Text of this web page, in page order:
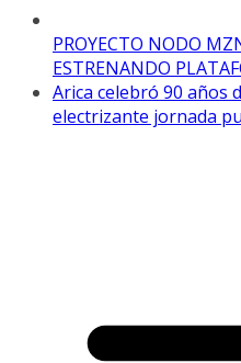
PROYECTO NODO
ESTRENANDO
Arica celebró 90 años
electrizante jornada